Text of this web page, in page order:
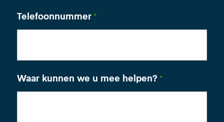
Telefoonnummer *
Waar kunnen we u mee helpen? *